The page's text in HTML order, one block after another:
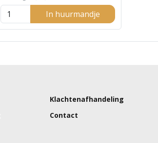
In huurmandje
Klachtenafhandeling
Contact